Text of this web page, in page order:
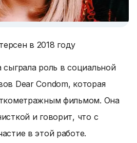
в 2018 году
роль в социальной
Dear Condom, которая
фильмом. Она
и говорит, что с
в этой работе.